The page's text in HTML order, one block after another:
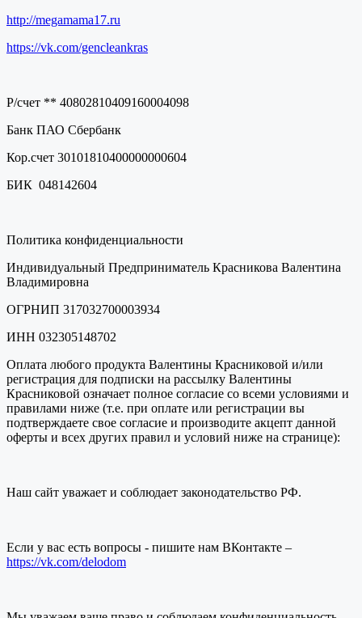
http://megamama17.ru
https://vk.com/gencleankras
Р/счет ** 40802810409160004098
Банк ПАО Сбербанк
Кор.счет 30101810400000000604
БИК 048142604
Политика конфиденциальности
Индивидуальный Предприниматель Красникова Валентина
Владимировна
ОГРНИП 317032700003934
ИНН 032305148702
Оплата любого продукта Валентины Красниковой и/или
регистрация для подписки на рассылку Валентины
Красниковой означает полное согласие со всеми условиями и
правилами ниже (т.е. при оплате или регистрации вы
подтверждаете свое согласие и производите акцепт данной
оферты и всех других правил и условий ниже на странице):
Наш сайт уважает и соблюдает законодательство РФ.
Если у вас есть вопросы - пишите нам ВКонтакте –
https://vk.com/delodom